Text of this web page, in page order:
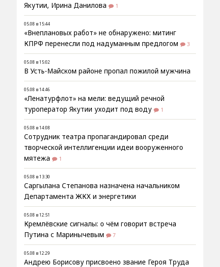
Якутии, Ирина Данилова
1
05.08 в 15:44
«Внеплановых работ» не обнаружено: митинг
КПРФ перенесли под надуманным предлогом
3
05.08 в 15:02
В Усть-Майском районе пропал пожилой мужчина
05.08 в 14:46
«Ленатурфлот» на мели: ведущий речной
туроператор Якутии уходит под воду
1
05.08 в 14:08
Сотрудник театра пропагандировал среди
творческой интеллигенции идеи вооруженного
мятежа
1
05.08 в 13:30
Саргылана Степанова назначена начальником
Департамента ЖКХ и энергетики
05.08 в 12:51
Кремлёвские сигналы: о чём говорит встреча
Путина с Маринычевым
7
05.08 в 12:29
Андрею Борисову присвоено звание Героя Труда